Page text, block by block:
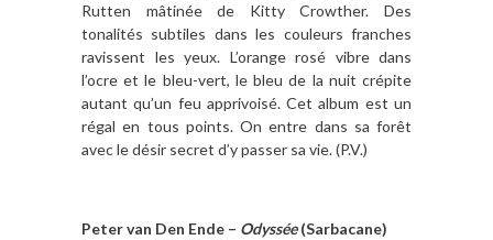
Rutten mâtinée de Kitty Crowther. Des
tonalités subtiles dans les couleurs franches
ravissent les yeux. L’orange rosé vibre dans
l’ocre et le bleu-vert, le bleu de la nuit crépite
autant qu’un feu apprivoisé. Cet album est un
régal en tous points. On entre dans sa forêt
avec le désir secret d’y passer sa vie. (P.V.)
Peter van Den Ende – Odyssée(Sarbacane)